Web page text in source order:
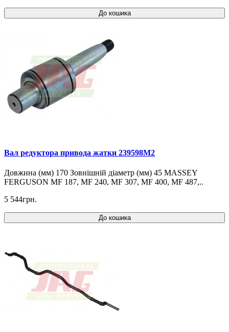
До кошика
Вал редуктора привода жатки 239598M2
Довжина (мм) 170 Зовнішній діаметр (мм) 45 MASSEY
FERGUSON MF 187, MF 240, MF 307, MF 400, MF 487,..
5 544грн.
До кошика